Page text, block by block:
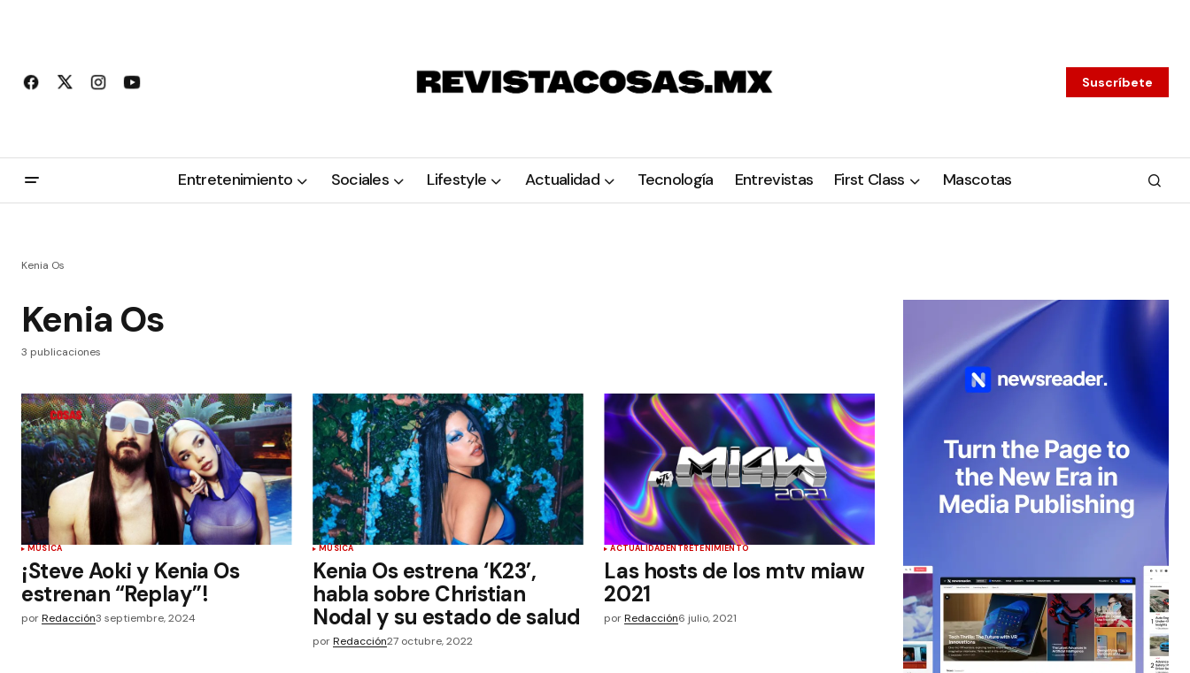
Suscríbete
Entretenimiento Sociales Lifestyle Actualidad Tecnología Entrevistas First Class Mascotas
Kenia Os
Kenia Os
3 publicaciones
MÚSICA
¡Steve Aoki y Kenia Os
estrenan “Replay”!
porRedacción3 septiembre, 2024
MÚSICA
Kenia Os estrena ‘K23’,
habla sobre Christian
Nodal y su estado de salud
por Redacción27 octubre, 2022
ACTUALIDADENTRETENIMIENTO
Las hosts de los mtv miaw
2021
por Redacción6 julio, 2021